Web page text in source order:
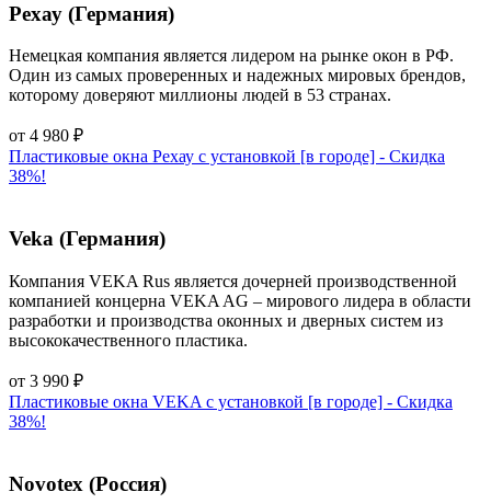
Рехау (Германия)
Немецкая компания является лидером на рынке окон в РФ.
Один из самых проверенных и надежных мировых брендов,
которому доверяют миллионы людей в 53 странах.
от 4 980 ₽
Пластиковые окна Рехау с установкой [в городе] - Cкидка
38%!
Veka (Германия)
Компания VEKA Rus является дочерней производственной
компанией концерна VEKA AG – мирового лидера в области
разработки и производства оконных и дверных систем из
высококачественного пластика.
от 3 990 ₽
Пластиковые окна VEKA с установкой [в городе] - Cкидка
38%!
Novotex (Россия)